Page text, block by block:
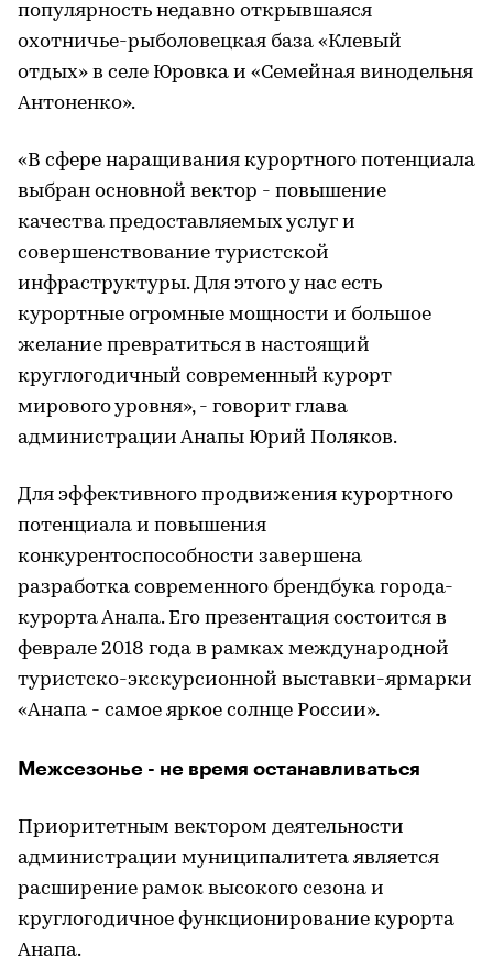
популярность недавно открывшаяся
охотничье-рыболовецкая база «Клевый
отдых» в селе Юровка и «Семейная винодельня
Антоненко».
«В сфере наращивания курортного потенциала
выбран основной вектор - повышение
качества предоставляемых услуг и
совершенствование туристской
инфраструктуры. Для этого у нас есть
курортные огромные мощности и большое
желание превратиться в настоящий
круглогодичный современный курорт
мирового уровня», - говорит глава
администрации Анапы Юрий Поляков.
Для эффективного продвижения курортного
потенциала и повышения
конкурентоспособности завершена
разработка современного брендбука города-
курорта Анапа. Его презентация состоится в
феврале 2018 года в рамках международной
туристско-экскурсионной выставки-ярмарки
«Анапа - самое яркое солнце России».
Межсезонье - не время останавливаться
Приоритетным вектором деятельности
администрации муниципалитета является
расширение рамок высокого сезона и
круглогодичное функционирование курорта
Анапа.